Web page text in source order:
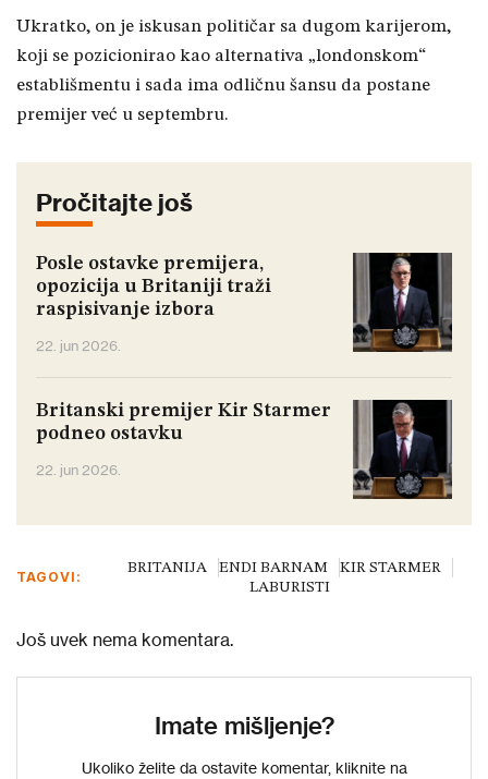
Ukratko, on je iskusan političar sa dugom karijerom,
koji se pozicionirao kao alternativa „londonskom“
establišmentu i sada ima odličnu šansu da postane
premijer već u septembru.
Pročitajte još
Posle ostavke premijera,
opozicija u Britaniji traži
raspisivanje izbora
22. jun 2026.
Britanski premijer Kir Starmer
podneo ostavku
22. jun 2026.
TAGOVI:
BRITANIJA ENDI BARNAM
KIR STARMER
LABURISTI
Još uvek nema komentara.
Imate mišljenje?
Ukoliko želite da ostavite komentar, kliknite na